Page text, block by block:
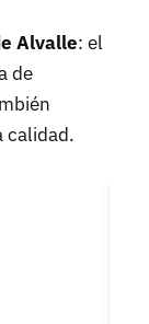
Alvalle: el
de
calidad.